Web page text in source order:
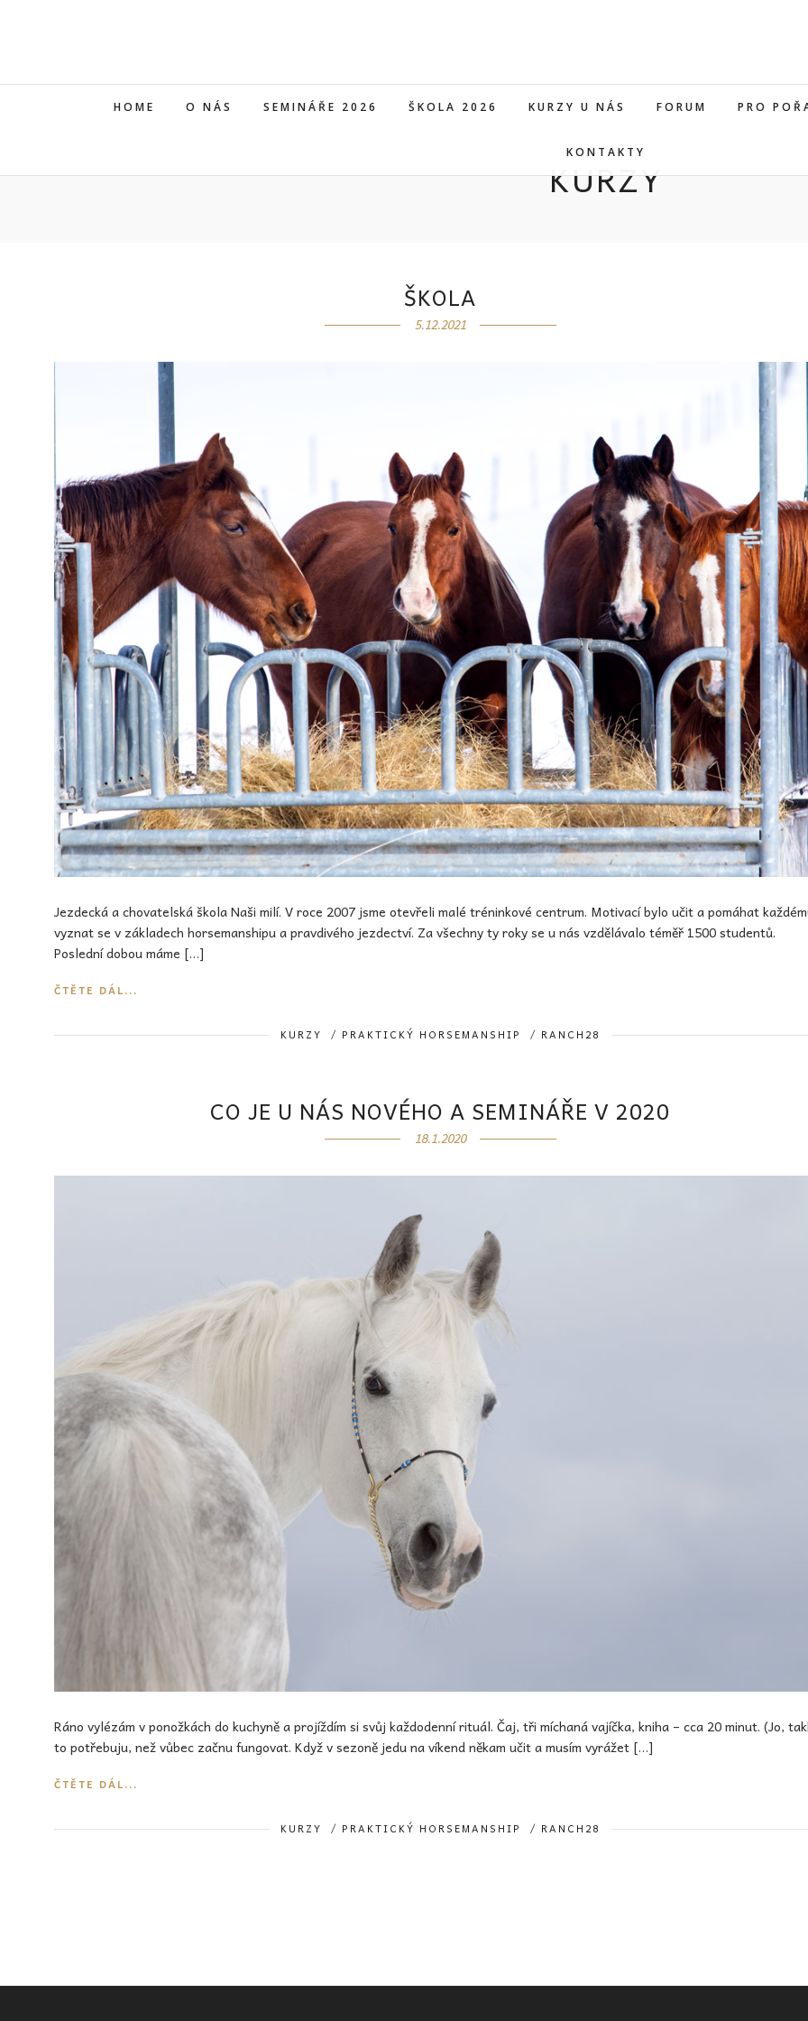
HOME O NÁS SEMINÁŘE 2026 ŠKOLA 2026 KURZY U NÁS FORUM PRO
KONTAKTY
KURZY
ŠKOLA
5.12.2021
Jezdecká a chovatelská škola Naši milí. V roce 2007 jsme otevřeli malé tréninkové centrum. Motivací bylo učit a pomáhat
vyznat se v základech horsemanshipu a pravdivého jezdectví. Za všechny ty roky se u nás vzdělávalo téměř 1500 studentů.
Poslední dobou máme […]
ČTĚTE DÁL...
KURZY / PRAKTICKÝ HORSEMANSHIP / RANCH28
CO JE U NÁS NOVÉHO A SEMINÁŘE V 2020
18.1.2020
Ráno vylézám v ponožkách do kuchyně a projíždím si svůj každodenní rituál. Čaj, tři míchaná vajíčka, kniha – cca 20 minut. (Jo,
to potřebuju, než vůbec začnu fungovat. Když v sezoně jedu na víkend někam učit a musím vyrážet […]
ČTĚTE DÁL...
KURZY / PRAKTICKÝ HORSEMANSHIP / RANCH28